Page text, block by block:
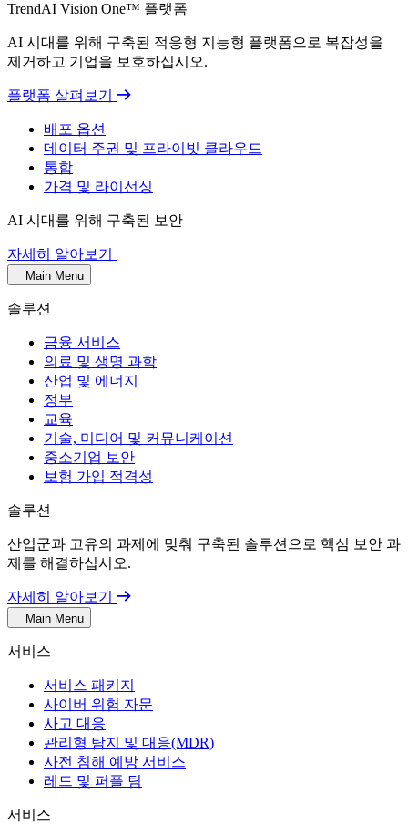
TrendAI Vision One™ 플랫폼
AI 시대를 위해 구축된 적응형 지능형 플랫폼으로 복잡성을
제거하고 기업을 보호하십시오.
플랫폼 살펴보기
배포 옵션
데이터 주권 및 프라이빗 클라우드
통합
가격 및 라이선싱
AI 시대를 위해 구축된 보안
자세히 알아보기
Main Menu
솔루션
금융 서비스
의료 및 생명 과학
산업 및 에너지
정부
교육
기술, 미디어 및 커뮤니케이션
중소기업 보안
보험 가입 적격성
솔루션
산업군과 고유의 과제에 맞춰 구축된 솔루션으로 핵심 보안 과
제를 해결하십시오.
자세히 알아보기
Main Menu
서비스
서비스 패키지
사이버 위험 자문
사고 대응
관리형 탐지 및 대응(MDR)
사전 침해 예방 서비스
레드 및 퍼플 팀
서비스